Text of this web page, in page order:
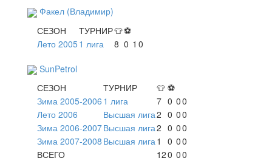
Факел (Владимир)
СЕЗОН
ТУРНИР👕⚽
Лето 20051 лига 8 0 1 0
SunPetrol
СЕЗОН
ТУРНИР 👕 ⚽
Зима 2005-2006 1 лига 7 0 00
Лето 2006
Высшая лига2 0 00
Зима 2006-2007Высшая лига2 0 00
Зима 2007-2008 Высшая лига 1 0 00
ВСЕГО
120 00